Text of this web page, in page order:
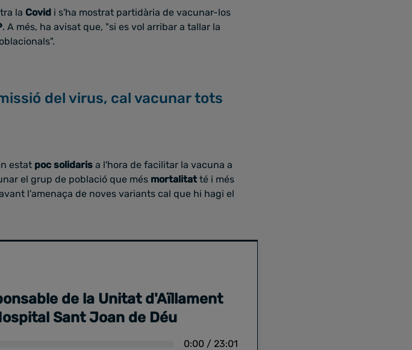
la Covid i s'ha mostrat partidària de vacunar-los
. A més, ha avisat que, "si es vol arribar a tallar la
del virus, cal vacunar tots
estat poc solidaris a l'hora de facilitar la vacuna a
el grup de població que més mortalitat té i més
l'amenaça de noves variants cal que hi hagi el
de la Unitat d'Aïllament
Sant Joan de Déu
0:00 / 23:01